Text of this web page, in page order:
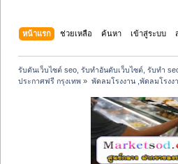
หน้าแรก ช่วยเหลือ ค้นหา เข้าสู่ระบบ
รับดันเว็บไซต์ seo, รับทำอันดับเว็บไซต์, รับทำ
ประกาศฟรี กรุงเทพ » พัดลมโรงงาน ,พัดลมโรง